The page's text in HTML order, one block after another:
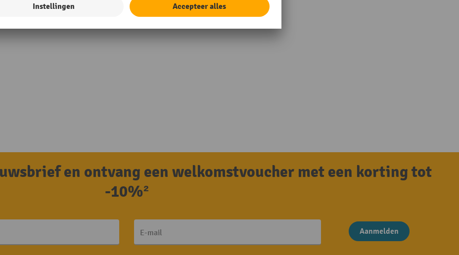
en ontvang een welkomstvoucher met een korting tot
-10%²
E-mail Aanmelden